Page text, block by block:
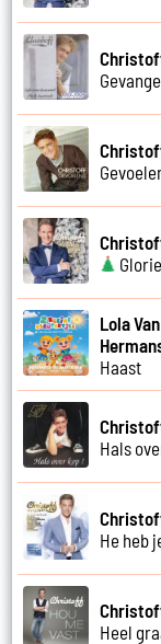
Lola
Haast
Hals
He heb
Heel